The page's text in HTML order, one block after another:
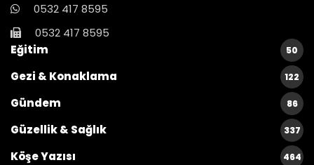
0532 417 8595
0532 417 8595
Eğitim
50
Gezi & Konaklama 122
Gündem 86
Güzellik & Sağlık 337
Köşe Yazısı 464